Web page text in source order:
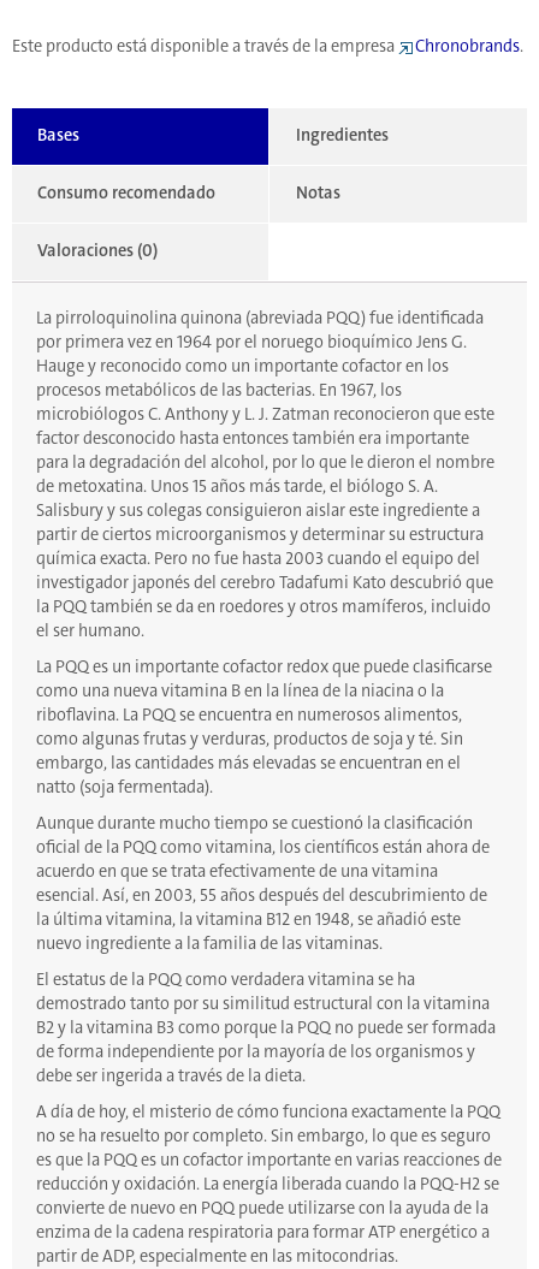
Este producto está disponible a través de la empresa Chronobrands.
Bases Ingredientes
Consumo recomendado Notas
Valoraciones (0)
La pirroloquinolina quinona (abreviada PQQ) fue identificada
por primera vez en 1964 por el noruego bioquímico Jens G.
Hauge y reconocido como un importante cofactor en los
procesos metabólicos de las bacterias. En 1967, los
microbiólogos C. Anthony y L. J. Zatman reconocieron que este
factor desconocido hasta entonces también era importante
para la degradación del alcohol, por lo que le dieron el nombre
de metoxatina. Unos 15 años más tarde, el biólogo S. A.
Salisbury y sus colegas consiguieron aislar este ingrediente a
partir de ciertos microorganismos y determinar su estructura
química exacta. Pero no fue hasta 2003 cuando el equipo del
investigador japonés del cerebro Tadafumi Kato descubrió que
la PQQ también se da en roedores y otros mamíferos, incluido
el ser humano.
La PQQ es un importante cofactor redox que puede clasificarse
como una nueva vitamina B en la línea de la niacina o la
riboflavina. La PQQ se encuentra en numerosos alimentos,
como algunas frutas y verduras, productos de soja y té. Sin
embargo, las cantidades más elevadas se encuentran en el
natto (soja fermentada).
Aunque durante mucho tiempo se cuestionó la clasificación
oficial de la PQQ como vitamina, los científicos están ahora de
acuerdo en que se trata efectivamente de una vitamina
esencial. Así, en 2003, 55 años después del descubrimiento de
la última vitamina, la vitamina B12 en 1948, se añadió este
nuevo ingrediente a la familia de las vitaminas.
El estatus de la PQQ como verdadera vitamina se ha
demostrado tanto por su similitud estructural con la vitamina
B2 y la vitamina B3 como porque la PQQ no puede ser formada
de forma independiente por la mayoría de los organismos y
debe ser ingerida a través de la dieta.
A día de hoy, el misterio de cómo funciona exactamente la PQQ
no se ha resuelto por completo. Sin embargo, lo que es seguro
es que la PQQ es un cofactor importante en varias reacciones de
reducción y oxidación. La energía liberada cuando la PQQ-H2 se
convierte de nuevo en PQQ puede utilizarse con la ayuda de la
enzima de la cadena respiratoria para formar ATP energético a
partir de ADP, especialmente en las mitocondrias.